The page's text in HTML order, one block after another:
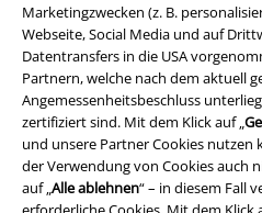
Marketingzwecken (z. B.
Webseite, Social Media und auf
Datentransfers in die USA
Partnern, welche nach dem aktuell
Angemessenheitsbeschluss
zertifiziert sind. Mit dem Klick auf „
und unsere Partner Cookies
der Verwendung von Cookies auch
auf „Alle ablehnen“ – in diesem Fall
Rechtliches
AGB
Impressum
Datenschutz